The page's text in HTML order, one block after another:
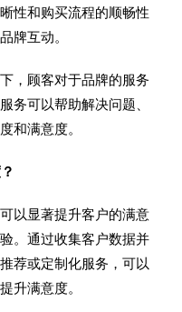
性和购买流程的顺畅性
牌互动。
，顾客对于品牌的服务
务可以帮助解决问题、
和满意度。
以显著提升客户的满意
。通过收集客户数据并
荐或定制化服务，可以
升满意度。